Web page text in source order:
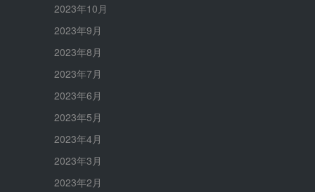
2023年10月
2023年9月
2023年8月
2023年7月
2023年6月
2023年5月
2023年4月
2023年3月
2023年2月